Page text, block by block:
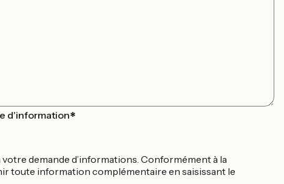
d'information
demande d’informations. Conformément à la
toute information complémentaire en saisissant le